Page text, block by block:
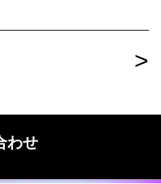
>
わせ